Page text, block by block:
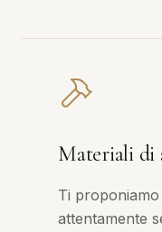
Materiali di
Ti
attentamente